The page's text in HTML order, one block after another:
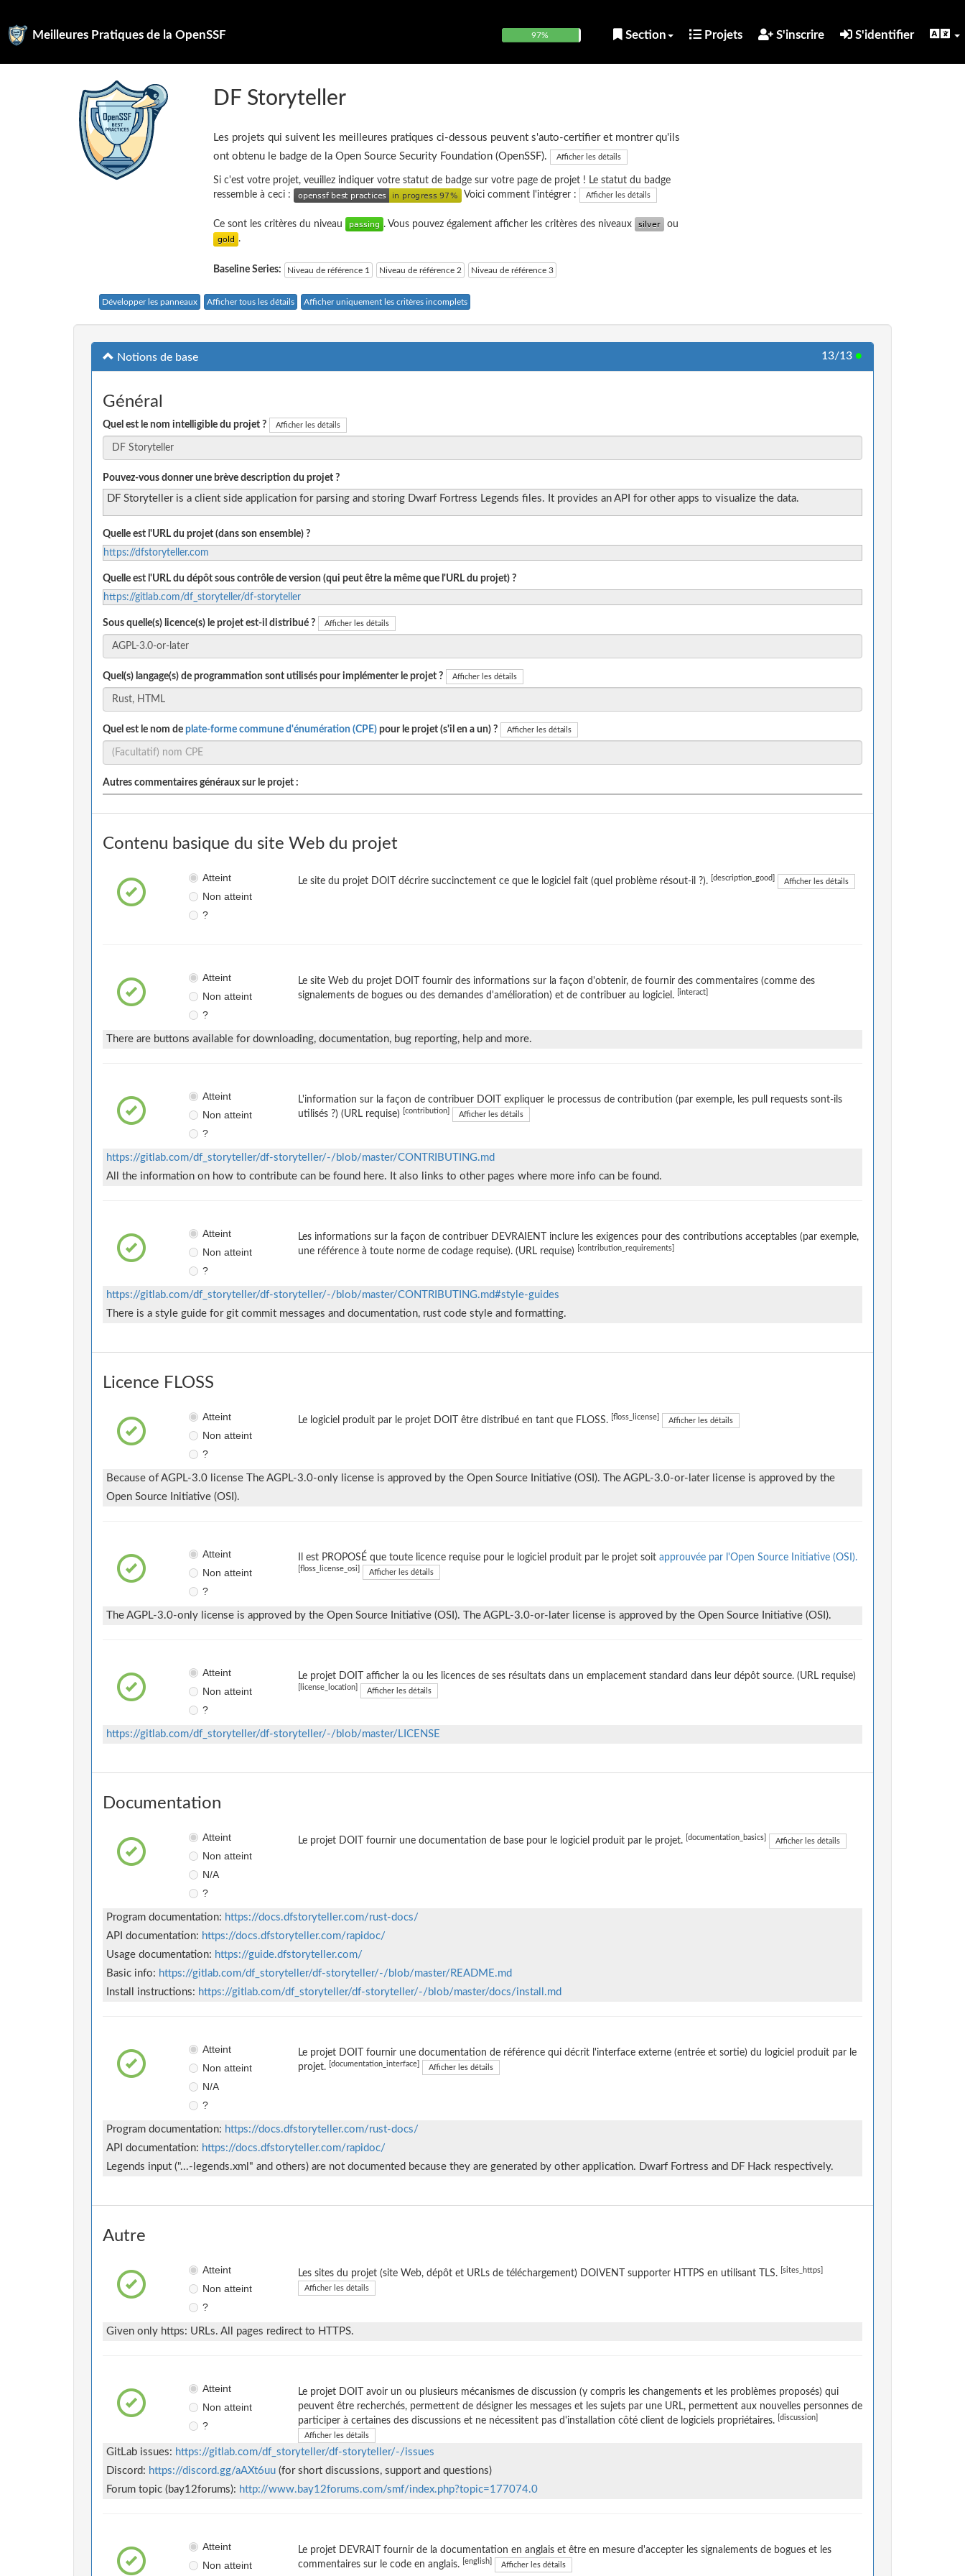
Meilleures Pratiques de la OpenSSF 97% Section Projets S'inscrire S'identifier
DF Storyteller
Les projets qui suivent les meilleures pratiques ci-dessous peuvent s'auto-certifier et montrer qu'ils
ont obtenu le badge de la Open Source Security Foundation (OpenSSF).
Afficher les détails
Si c'est votre projet, veuillez indiquer votre statut de badge sur votre page de projet ! Le statut du badge
ressemble à ceci :
Voici comment l'intégrer : Afficher les détails
Ce sont les critères du niveau . Vous pouvez également afficher les critères des niveaux
ou
.
Baseline Series: Niveau de référence 1 Niveau de référence 2 Niveau de référence 3
Développer les panneaux Afficher tous les détails Afficher uniquement les critères incomplets
Notions de base 13/13 ●
Général
Quel est le nom intelligible du projet ? Afficher les détails
Pouvez-vous donner une brève description du projet ?
DF Storyteller is a client side application for parsing and storing Dwarf Fortress Legends files. It provides an API for other apps to visualize the data.
Quelle est l'URL du projet (dans son ensemble) ?
https://dfstoryteller.com
Quelle est l'URL du dépôt sous contrôle de version (qui peut être la même que l'URL du projet) ?
https://gitlab.com/df_storyteller/df-storyteller
Sous quelle(s) licence(s) le projet est-il distribué ? Afficher les détails
Quel(s) langage(s) de programmation sont utilisés pour implémenter le projet ? Afficher les détails
Quel est le nom de plate-forme commune d'énumération (CPE) pour le projet (s'il en a un) ? Afficher les détails
Autres commentaires généraux sur le projet :
Contenu basique du site Web du projet
Atteint
Non atteint
?
Le site du projet DOIT décrire succinctement ce que le logiciel fait (quel problème résout-il ?). [description_good] Afficher les détails
Atteint
Non atteint
?
Le site Web du projet DOIT fournir des informations sur la façon d'obtenir, de fournir des commentaires (comme des
signalements de bogues ou des demandes d'amélioration) et de contribuer au logiciel.
[interact]
There are buttons available for downloading, documentation, bug reporting, help and more.
Atteint
Non atteint
?
L'information sur la façon de contribuer DOIT expliquer le processus de contribution (par exemple, les pull requests sont-ils
utilisés ?) (URL requise)
[contribution] Afficher les détails
https://gitlab.com/df_storyteller/df-storyteller/-/blob/master/CONTRIBUTING.md
All the information on how to contribute can be found here. It also links to other pages where more info can be found.
Atteint
Non atteint
?
Les informations sur la façon de contribuer DEVRAIENT inclure les exigences pour des contributions acceptables (par exemple,
une référence à toute norme de codage requise). (URL requise)
[contribution_requirements]
https://gitlab.com/df_storyteller/df-storyteller/-/blob/master/CONTRIBUTING.md#style-guides
There is a style guide for git commit messages and documentation, rust code style and formatting.
Licence FLOSS
Atteint
Non atteint
?
Le logiciel produit par le projet DOIT être distribué en tant que FLOSS. [floss_license] Afficher les détails
Because of AGPL-3.0 license The AGPL-3.0-only license is approved by the Open Source Initiative (OSI). The AGPL-3.0-or-later license is approved by the
Open Source Initiative (OSI).
Atteint
Non atteint
?
Il est PROPOSÉ que toute licence requise pour le logiciel produit par le projet soit approuvée par l'Open Source Initiative (OSI).
[floss_license_osi] Afficher les détails
The AGPL-3.0-only license is approved by the Open Source Initiative (OSI). The AGPL-3.0-or-later license is approved by the Open Source Initiative (OSI).
Atteint
Non atteint
?
Le projet DOIT afficher la ou les licences de ses résultats dans un emplacement standard dans leur dépôt source. (URL requise)
[license_location] Afficher les détails
https://gitlab.com/df_storyteller/df-storyteller/-/blob/master/LICENSE
Documentation
Atteint
Non atteint
N/A
?
Le projet DOIT fournir une documentation de base pour le logiciel produit par le projet. [documentation_basics] Afficher les détails
Program documentation: https://docs.dfstoryteller.com/rust-docs/
API documentation: https://docs.dfstoryteller.com/rapidoc/
Usage documentation: https://guide.dfstoryteller.com/
Basic info: https://gitlab.com/df_storyteller/df-storyteller/-/blob/master/README.md
Install instructions: https://gitlab.com/df_storyteller/df-storyteller/-/blob/master/docs/install.md
Atteint
Non atteint
N/A
?
Le projet DOIT fournir une documentation de référence qui décrit l'interface externe (entrée et sortie) du logiciel produit par le
projet.
[documentation_interface] Afficher les détails
Program documentation: https://docs.dfstoryteller.com/rust-docs/
API documentation: https://docs.dfstoryteller.com/rapidoc/
Legends input ("...-legends.xml" and others) are not documented because they are generated by other application. Dwarf Fortress and DF Hack respectively.
Autre
Atteint
Non atteint
?
Les sites du projet (site Web, dépôt et URLs de téléchargement) DOIVENT supporter HTTPS en utilisant TLS. [sites_https]
Afficher les détails
Given only https: URLs. All pages redirect to HTTPS.
Atteint
Non atteint
?
Le projet DOIT avoir un ou plusieurs mécanismes de discussion (y compris les changements et les problèmes proposés) qui
peuvent être recherchés, permettent de désigner les messages et les sujets par une URL, permettent aux nouvelles personnes de
participer à certaines des discussions et ne nécessitent pas d'installation côté client de logiciels propriétaires.
[discussion]
Afficher les détails
GitLab issues: https://gitlab.com/df_storyteller/df-storyteller/-/issues
Discord: https://discord.gg/aAXt6uu (for short discussions, support and questions)
Forum topic (bay12forums): http://www.bay12forums.com/smf/index.php?topic=177074.0
Atteint
Non atteint
Le projet DEVRAIT fournir de la documentation en anglais et être en mesure d'accepter les signalements de bogues et les
commentaires sur le code en anglais.
[english] Afficher les détails